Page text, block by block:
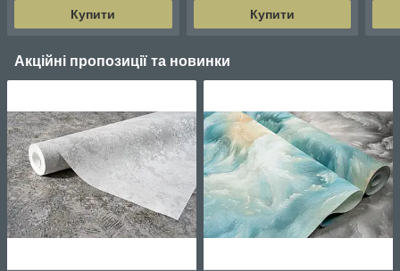
Купити Купити
Акційні пропозиції та новинки